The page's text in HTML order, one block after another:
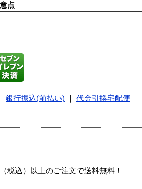
点
銀行振込(前払い) 代金引換宅配便
税込）以上のご注文で送料無料！